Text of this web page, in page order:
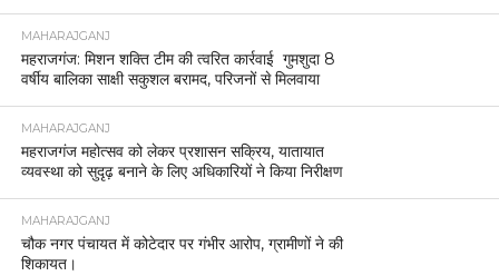
MAHARAJGANJ
महराजगंज: मिशन शक्ति टीम की त्वरित कार्रवाई गुमशुदा 8
वर्षीय बालिका साक्षी सकुशल बरामद, परिजनों से मिलवाया
MAHARAJGANJ
महराजगंज महोत्सव को लेकर प्रशासन सक्रिय, यातायात
व्यवस्था को सुदृढ़ बनाने के लिए अधिकारियों ने किया निरीक्षण
MAHARAJGANJ
चौक नगर पंचायत में कोटेदार पर गंभीर आरोप, ग्रामीणों ने की
शिकायत।